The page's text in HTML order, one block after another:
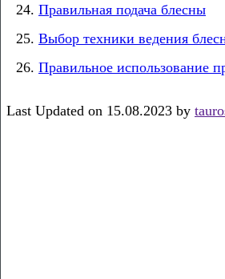
Правильная подача блесны
Выбор техники ведения
Правильное использование
Last Updated on 15.08.2023 by